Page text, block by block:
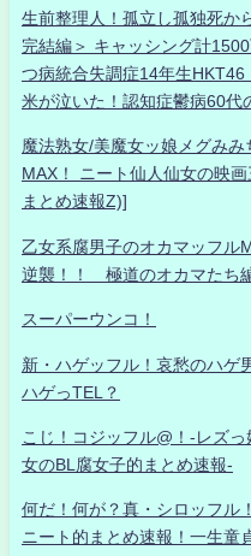
生前整理人！孤立し孤独死か
完結編＞ キャッシング計
つ病統合失調症14年生
米が泣いた！認知症鬱病60代
魔法熟女/美魔女ッ娘メグみ
MAX！ ニート仙人仙女の映
まとめ速報Z)]
乙女系腐男子のオカマッフ
逆襲！！ 極道のオカマたち
スーパーウンコ！
新・ハゲッフル！哀愁のハゲ
ハゲっTEL？
こじ！コジッフル@！-レズ
女のBL腐女子的まとめ速報-
何だ！何が？真・シロッフ
ニート的まとめ速報！一生童